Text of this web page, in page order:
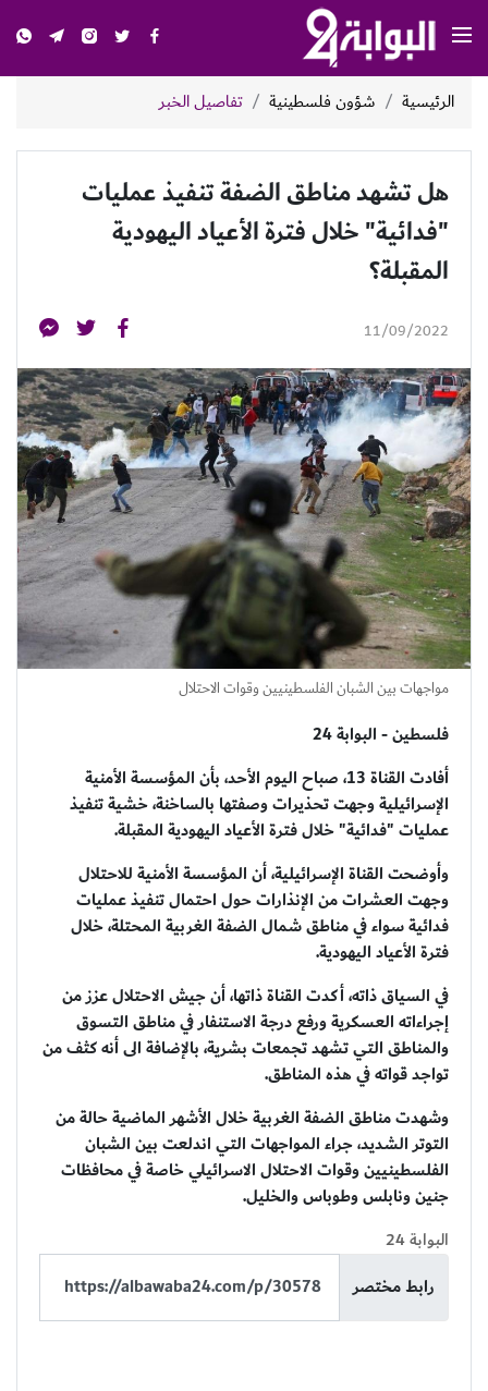
الرئيسية شؤون فلسطينية تفاصيل الخبر
هل تشهد مناطق الضفة تنفيذ عمليات
"فدائية" خلال فترة الأعياد اليهودية
المقبلة؟
11/09/2022
مواجهات بين الشبان الفلسطينيين وقوات الاحتلال
فلسطين - البوابة 24
أفادت القناة 13، صباح اليوم الأحد، بأن المؤسسة الأمنية
الإسرائيلية وجهت تحذيرات وصفتها بالساخنة، خشية تنفيذ
عمليات "فدائية" خلال فترة الأعياد اليهودية المقبلة.
وأوضحت القناة الإسرائيلية، أن المؤسسة الأمنية للاحتلال
وجهت العشرات من الإنذارات حول احتمال تنفيذ عمليات
فدائية سواء في مناطق شمال الضفة الغربية المحتلة، خلال
فترة الأعياد اليهودية.
في السياق ذاته، أكدت القناة ذاتها، أن جيش الاحتلال عزز من
إجراءاته العسكرية ورفع درجة الاستنفار في مناطق التسوق
والمناطق التي تشهد تجمعات بشرية، بالإضافة الى أنه كثف من
تواجد قواته في هذه المناطق.
وشهدت مناطق الضفة الغربية خلال الأشهر الماضية حالة من
التوتر الشديد، جراء المواجهات التي اندلعت بين الشبان
الفلسطينيين وقوات الاحتلال الاسرائيلي خاصة في محافظات
جنين ونابلس وطوباس والخليل.
البوابة 24
رابط مختصر